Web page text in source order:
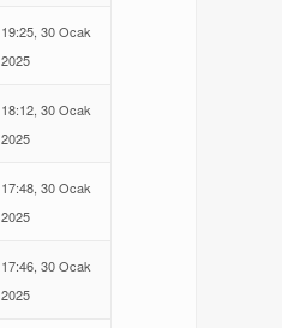
19:25, 30 Ocak
2025
18:12, 30 Ocak
2025
17:48, 30 Ocak
2025
17:46, 30 Ocak
2025